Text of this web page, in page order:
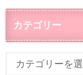
カテゴリー